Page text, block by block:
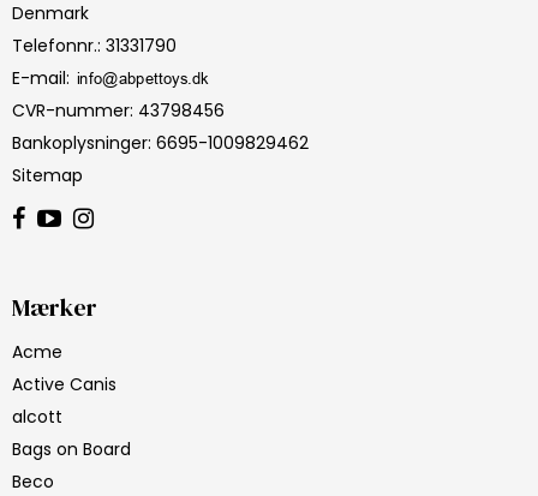
Denmark
Telefonnr.: 31331790
E-mail:
CVR-nummer: 43798456
Bankoplysninger: 6695-1009829462
Sitemap
Mærker
Acme
Active Canis
alcott
Bags on Board
Beco